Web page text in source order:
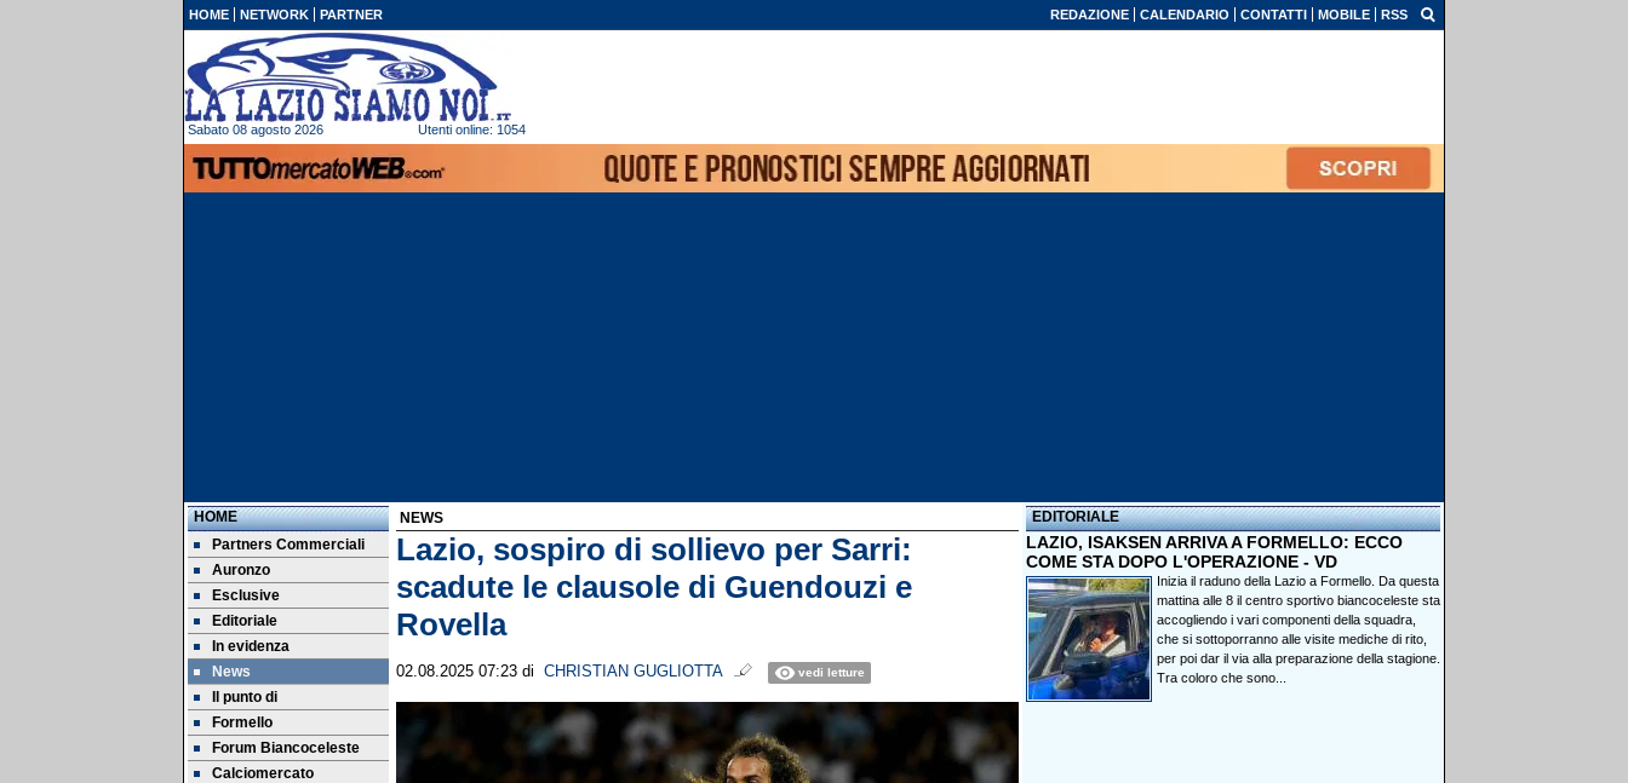
HOME NETWORK PARTNER REDAZIONE CALENDARIO CONTATTI MOBILE RSS
Sabato 08 agosto 2026 Utenti online: 1054
HOME
Partners Commerciali
Auronzo
Esclusive
Editoriale
In evidenza
News
Il punto di
Formello
Forum Biancoceleste
Calciomercato
NEWS
Lazio, sospiro di sollievo per Sarri:
scadute le clausole di Guendouzi e
Rovella
02.08.2025 07:23 di CHRISTIAN GUGLIOTTA vedi letture
EDITORIALE
LAZIO, ISAKSEN ARRIVA A FORMELLO: ECCO
COME STA DOPO L'OPERAZIONE - VD
Inizia il raduno della Lazio a Formello. Da questa
mattina alle 8 il centro sportivo biancoceleste sta
accogliendo i vari componenti della squadra,
che si sottoporranno alle visite mediche di rito,
per poi dar il via alla preparazione della stagione.
Tra coloro che sono...